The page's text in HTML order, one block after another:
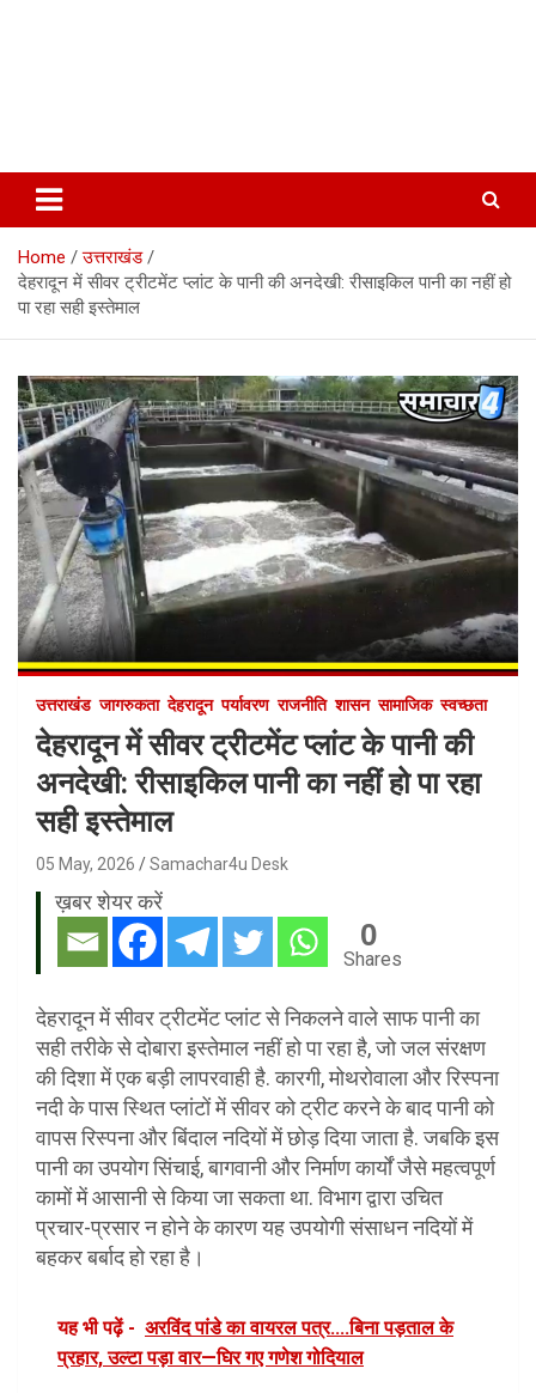
Home
उत्तराखंड
देहरादून में सीवर ट्रीटमेंट प्लांट के पानी की अनदेखी: रीसाइकिल पानी का नहीं हो
पा रहा सही इस्तेमाल
उत्तराखंड जागरुकता देहरादून पर्यावरण राजनीति शासन सामाजिक स्वच्छता
देहरादून में सीवर ट्रीटमेंट प्लांट के पानी की
अनदेखी: रीसाइकिल पानी का नहीं हो पा रहा
सही इस्तेमाल
05 May, 2026 Samachar4u Desk
ख़बर शेयर करें
0
Shares
देहरादून में सीवर ट्रीटमेंट प्लांट से निकलने वाले साफ पानी का
सही तरीके से दोबारा इस्तेमाल नहीं हो पा रहा है, जो जल संरक्षण
की दिशा में एक बड़ी लापरवाही है. कारगी, मोथरोवाला और रिस्पना
नदी के पास स्थित प्लांटों में सीवर को ट्रीट करने के बाद पानी को
वापस रिस्पना और बिंदाल नदियों में छोड़ दिया जाता है. जबकि इस
पानी का उपयोग सिंचाई, बागवानी और निर्माण कार्यों जैसे महत्वपूर्ण
कामों में आसानी से किया जा सकता था. विभाग द्वारा उचित
प्रचार-प्रसार न होने के कारण यह उपयोगी संसाधन नदियों में
बहकर बर्बाद हो रहा है।
यह भी पढ़ें - अरविंद पांडे का वायरल पत्र....बिना पड़ताल के
प्रहार, उल्टा पड़ा वार—घिर गए गणेश गोदियाल